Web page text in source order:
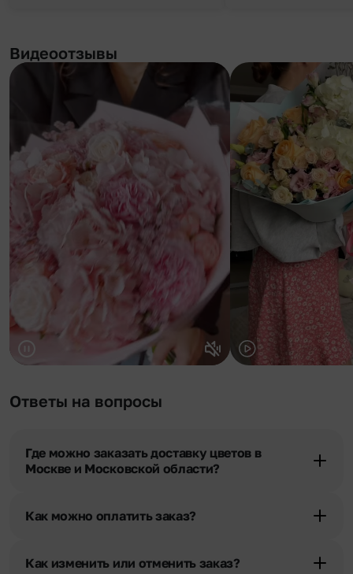
Видеоотзывы
Ответы на вопросы
Где можно заказать доставку цветов в
Москве и Московской области?
Как можно оплатить заказ?
Наличными.
Как изменить или отменить заказ?